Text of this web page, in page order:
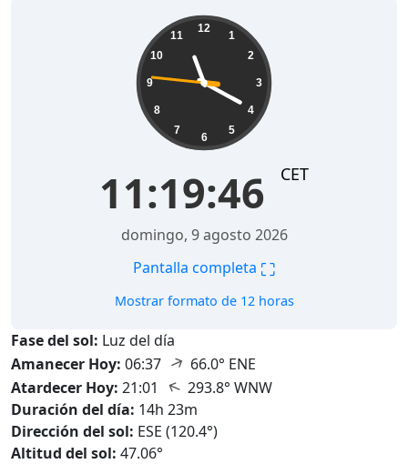
12
1
2
3
4
5
6
7
8
9
10
11
11:19:47 CET
domingo, 9 agosto 2026
Pantalla completa ⛶
Mostrar formato de 12 horas
Fase del sol: Luz del día
Amanecer Hoy: 06:37 ↑ 66.0° ENE
Atardecer Hoy: 21:01 ↑ 293.8° WNW
Duración del día: 14h 23m
Dirección del sol: ESE (120.4°)
Altitud del sol: 47.06°